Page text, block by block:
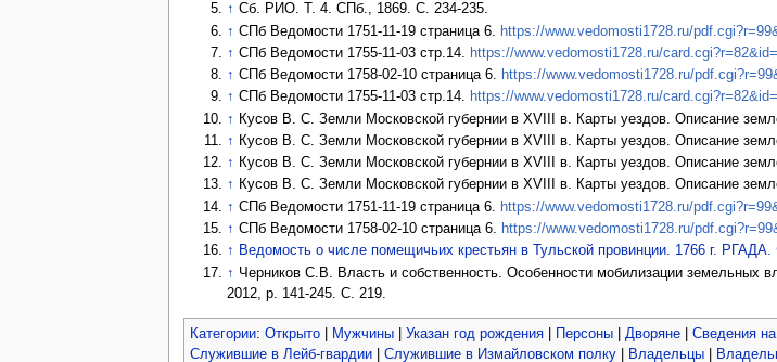
↑ Сб. РИО. Т. 4. СПб., 1869. С. 234-235.
↑ СПб Ведомости 1751-11-19 страница 6.
https://www.vedomosti1728.ru/
↑ СПб Ведомости 1755-11-03 стр.14. https://www.vedomosti1728.ru/
↑ СПб Ведомости 1758-02-10 страница 6. https://www.vedomosti1728.ru/
↑ СПб Ведомости 1755-11-03 стр.14. https://www.vedomosti1728.ru/
↑ Кусов В. С. Земли Московской губернии в XVIII в. Карты уездов. Описание
↑ Кусов В. С. Земли Московской губернии в XVIII в. Карты уездов. Описание
↑ Кусов В. С. Земли Московской губернии в XVIII в. Карты уездов. Описание
↑ Кусов В. С. Земли Московской губернии в XVIII в. Карты уездов. Описание
↑ СПб Ведомости 1751-11-19 страница 6.
https://www.vedomosti1728.ru/
↑ СПб Ведомости 1758-02-10 страница 6. https://www.vedomosti1728.ru/
↑ Ведомость о числе помещичьих крестьян в Тульской провинции. 1766 г.
↑ Черников С.В. Власть и собственность. Особенности мобилизации земельных
2012, p. 141-245. С. 219.
Категории: Открыто| Мужчины| Указан год рождения| Персоны| Дворяне| Сведения на
Служившие в Лейб-гвардии| Служившие в Измайловском полку| Владельцы|